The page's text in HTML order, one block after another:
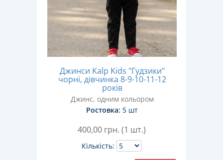
Джинси Kalp Kids "Гудзики"
чорні, дівчинка 8-9-10-11-12
років
Джинс, одним кольором
Ростовка: 5 шт
400,00 грн. (1 шт.)
Кількість: